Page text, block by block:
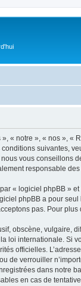
« notre », « nos »,
suivantes,
vous conseillons
responsable
« logiciel phpBB »
phpBB a pour
pas. Pour
obscène, vulgaire,
loi internationale. Si
officielles.
de verrouiller
dans notre
en cas de